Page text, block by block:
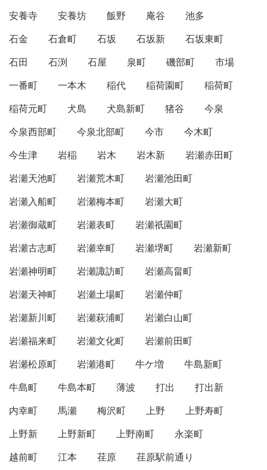
安養寺
安養坊 飯野 庵谷
池多
石金
石倉町 石坂 石坂新
石坂東町
石田
石渕 石屋 泉町 磯部町
市場
一番町
一本木 稲代 稲荷園町
稲荷町
稲荷元町
犬島 犬島新町 猪谷
今泉
今泉西部町
今泉北部町 今市
今木町
今生津
岩稲 岩木 岩木新
岩瀬赤田町
岩瀬天池町
岩瀬荒木町
岩瀬池田町
岩瀬入船町
岩瀬梅本町
岩瀬大町
岩瀬御蔵町
岩瀬表町
岩瀬祇園町
岩瀬古志町
岩瀬幸町 岩瀬堺町
岩瀬新町
岩瀬神明町
岩瀬諏訪町
岩瀬高畠町
岩瀬天神町
岩瀬土場町
岩瀬仲町
岩瀬新川町
岩瀬萩浦町
岩瀬白山町
岩瀬福来町
岩瀬文化町
岩瀬前田町
岩瀬松原町
岩瀬港町 牛ケ増
牛島新町
牛島町
牛島本町 薄波 打出
打出新
内幸町
馬瀬 梅沢町 上野
上野寿町
上野新
上野新町 上野南町
永楽町
越前町
江本 荏原
荏原駅前通り